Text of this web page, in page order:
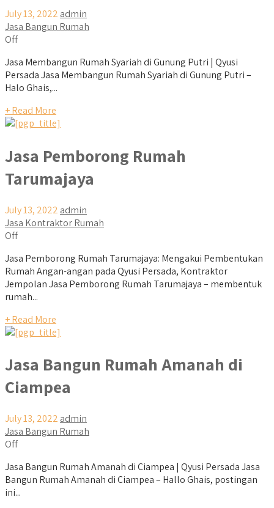
July 13, 2022 admin
Jasa Bangun Rumah
Off
Jasa Membangun Rumah Syariah di Gunung Putri | Qyusi
Persada Jasa Membangun Rumah Syariah di Gunung Putri –
Halo Ghais,...
+ Read More
Jasa Pemborong Rumah
Tarumajaya
July 13, 2022 admin
Jasa Kontraktor Rumah
Off
Jasa Pemborong Rumah Tarumajaya: Mengakui Pembentukan
Rumah Angan-angan pada Qyusi Persada, Kontraktor
Jempolan Jasa Pemborong Rumah Tarumajaya – membentuk
rumah...
+ Read More
Jasa Bangun Rumah Amanah di
Ciampea
July 13, 2022 admin
Jasa Bangun Rumah
Off
Jasa Bangun Rumah Amanah di Ciampea | Qyusi Persada Jasa
Bangun Rumah Amanah di Ciampea – Hallo Ghais, postingan
ini...